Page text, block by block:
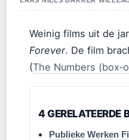
Weinig films uit de
Forever. De film
(The Numbers
4 GERELATEERDE
Publieke Werken